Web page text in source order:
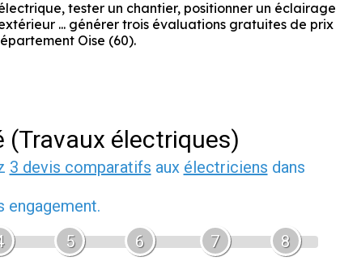
tester un chantier, positionner un éclairage
... générer trois évaluations gratuites de prix
Oise (60).
(Travaux électriques)
3 devis comparatifs aux électriciens dans
engagement.
5 6 7 8